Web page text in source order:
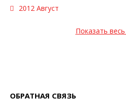
2012 Август
Показать
ОБРАТНАЯ СВЯЗЬ